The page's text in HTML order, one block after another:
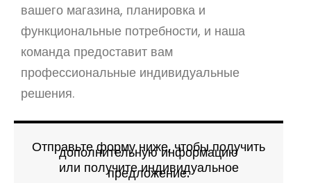
вашего магазина, планировка и
функциональные потребности, и наша
команда предоставит вам
профессиональные индивидуальные
решения.
Отправьте форму ниже, чтобы получить
дополнительную информацию
или получите индивидуальное
предложение.